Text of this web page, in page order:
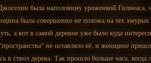
была наполовину уроженкой Гилнеаса,
была совершенно не похожа на тех
а вот в самой деревне уже было куда
не оставляло её, и женщине
в ствол дерева. Так прошло больше часа,